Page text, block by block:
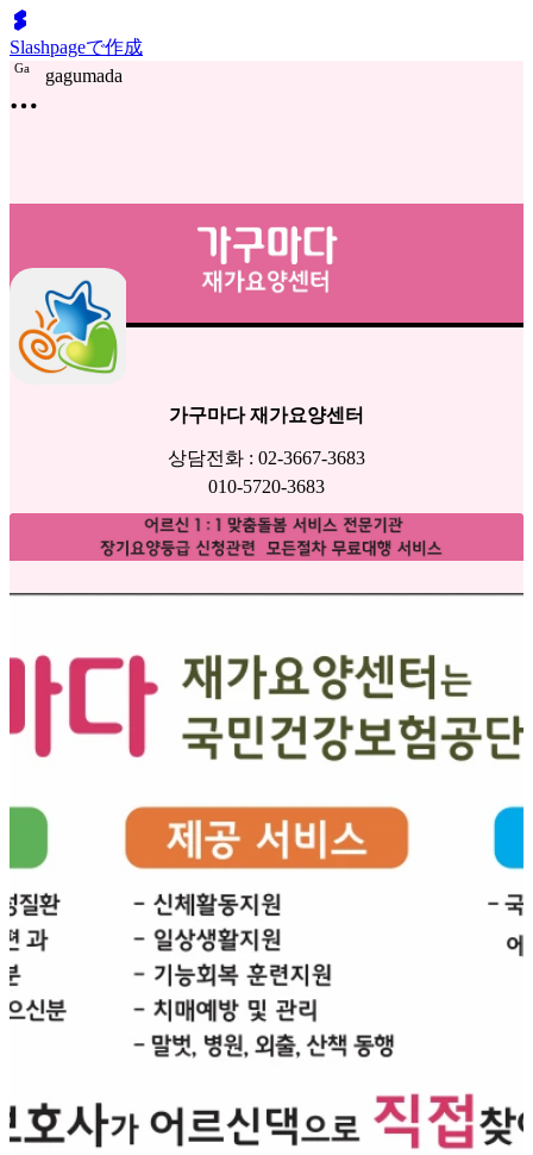
Slashpageで作成
Ga gagumada
가구마다 재가요양센터
상담전화 : 02-3667-3683
010-5720-3683